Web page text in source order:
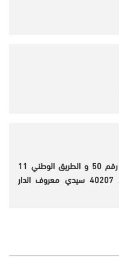
المقر: تقاطع طريق .B.O رقم 50 و الطريق الوطني 11
صندوق البريد 20270 / 40207 سيدي معروف الدار